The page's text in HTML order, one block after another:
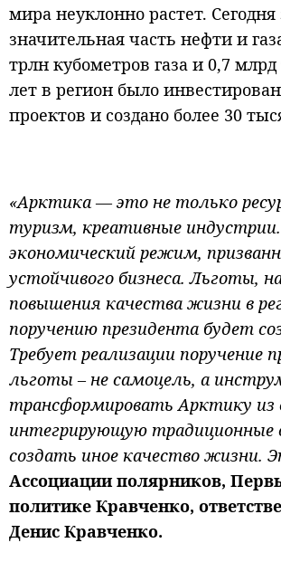
мира неуклонно растет.
значительная часть нефти и
трлн кубометров газа и 0,7
лет в регион было
проектов и создано более 30
«Арктика — это не только
туризм, креативные
экономический режим,
устойчивого бизнеса. Льготы,
повышения качества жизни в
поручению президента будет
Требует реализации
льготы – не самоцель, а
трансформировать Арктику из
интегрирующую традиционные
создать иное качество жизни.
Ассоциации полярников,
политике Кравченко,
Денис Кравченко.